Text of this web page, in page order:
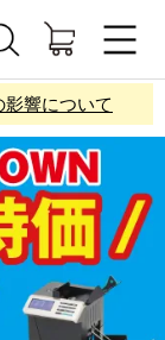
響について